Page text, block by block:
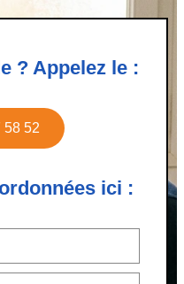
? Appelez le :
58 52
ici :